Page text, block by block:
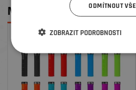
MOHLO BY SE VÁM LÍBIT
ODMÍTNOUT VŠE
ZOBRAZIT PODROBNOSTI